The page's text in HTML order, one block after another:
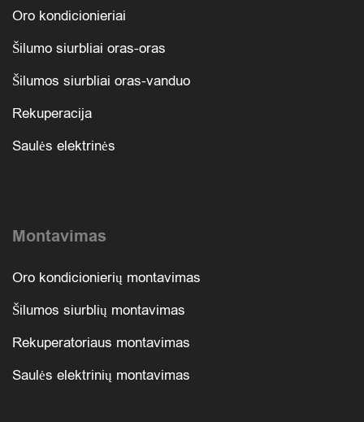
Oro kondicionieriai
Šilumo siurbliai oras-oras
Šilumos siurbliai oras-vanduo
Rekuperacija
Saulės elektrinės
Montavimas
Oro kondicionierių montavimas
Šilumos siurblių montavimas
Rekuperatoriaus montavimas
Saulės elektrinių montavimas